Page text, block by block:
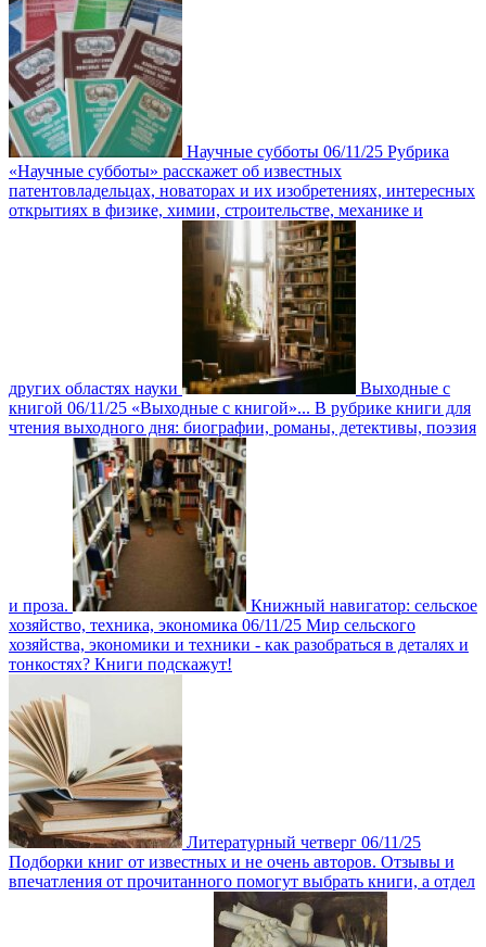
Научные субботы 06/11/25 Рубрика
«Научные субботы» расскажет об известных
патентовладельцах, новаторах и их изобретениях, интересных
открытиях в физике, химии, строительстве, механике и
других областях науки
Выходные с
книгой 06/11/25 «Выходные с книгой»... В рубрике книги для
чтения выходного дня: биографии, романы, детективы, поэзия
и проза.
Книжный навигатор: сельское
хозяйство, техника, экономика 06/11/25 Мир сельского
хозяйства, экономики и техники - как разобраться в деталях и
тонкостях? Книги подскажут!
Литературный четверг 06/11/25
Подборки книг от известных и не очень авторов. Отзывы и
впечатления от прочитанного помогут выбрать книги, а отдел